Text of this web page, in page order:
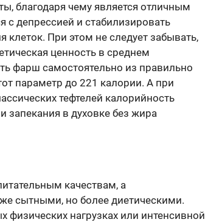
благодаря чему является отличным
с депрессией и стабилизировать
При этом не следует забывать,
ценность в среднем
фарш самостоятельно из правильно
параметр до 221 калории. А при
тефтелей калорийность
запекания в духовке без жира
качествам, а
сытными, но более диетическими.
нагрузках или интенсивной